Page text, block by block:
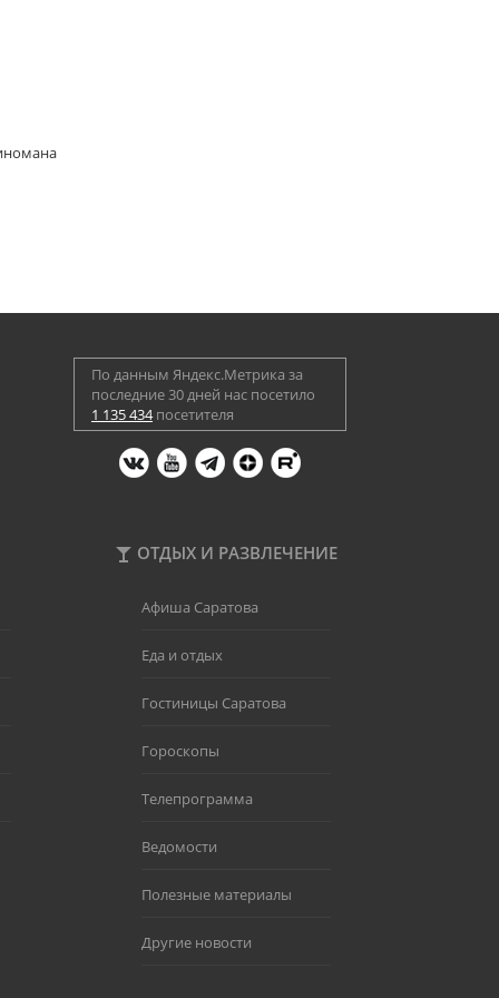
По данным Яндекс.Метрика за
последние 30 дней нас посетило
1 135 434посетителя
ОТДЫХ И РАЗВЛЕЧЕНИЕ
Афиша Саратова
Еда и отдых
Гостиницы Саратова
Гороскопы
Телепрограмма
Ведомости
Полезные материалы
Другие новости